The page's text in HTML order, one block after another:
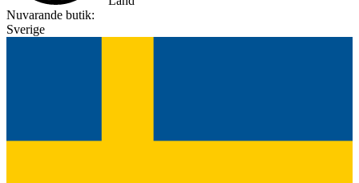
Nuvarande butik:
Sverige